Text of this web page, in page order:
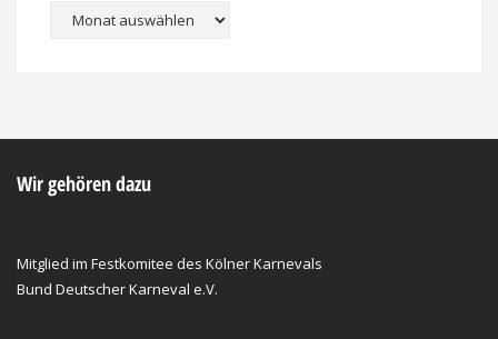
Archiv
Wir gehören dazu
Mitglied im Festkomitee des Kölner Karnevals
Bund Deutscher Karneval e.V.